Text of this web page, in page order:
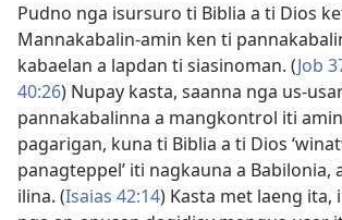
Pudno nga isursuro ti Biblia a ti Dios
Mannakabalin-amin ken ti
kabaelan a lapdan ti siasinoman. (Job
40:26) Nupay kasta, saanna nga us-
pannakabalinna a mangkontrol iti
pagarigan, kuna ti Biblia a ti Dios
panagteppel’ iti nagkauna a Babilonia,
ilina. (Isaias 42:14) Kasta met laeng ita,